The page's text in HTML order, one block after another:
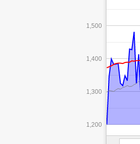
1,200
1,300
1,400
1,500